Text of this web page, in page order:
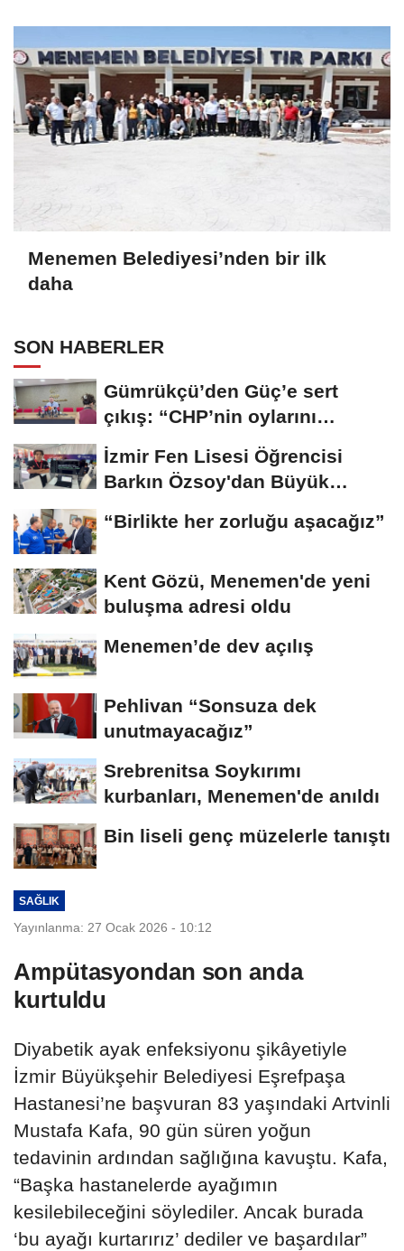
Menemen Belediyesi’nden bir ilk
daha
SON HABERLER
Gümrükçü’den Güç’e sert
çıkış: “CHP’nin oylarını
cebine...
İzmir Fen Lisesi Öğrencisi
Barkın Özsoy'dan Büyük
“Birlikte her zorluğu aşacağız”
Kent Gözü, Menemen'de yeni
buluşma adresi oldu
Menemen’de dev açılış
Pehlivan “Sonsuza dek
unutmayacağız”
Srebrenitsa Soykırımı
kurbanları, Menemen'de anıldı
Bin liseli genç müzelerle tanıştı
SAĞLIK
Yayınlanma: 27 Ocak 2026 - 10:12
Ampütasyondan son anda
kurtuldu
Diyabetik ayak enfeksiyonu şikâyetiyle
İzmir Büyükşehir Belediyesi Eşrefpaşa
Hastanesi’ne başvuran 83 yaşındaki Artvinli
Mustafa Kafa, 90 gün süren yoğun
tedavinin ardından sağlığına kavuştu. Kafa,
“Başka hastanelerde ayağımın
kesilebileceğini söylediler. Ancak burada
‘bu ayağı kurtarırız’ dediler ve başardılar”